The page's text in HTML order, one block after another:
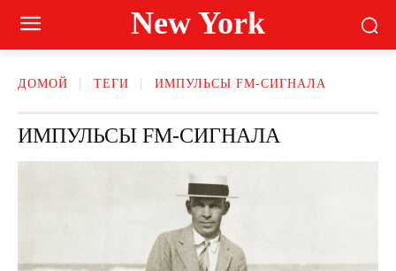
New York
ДОМОЙ ТЕГИ ИМПУЛЬСЫ FM-СИГНАЛА
ИМПУЛЬСЫ FM-СИГНАЛА